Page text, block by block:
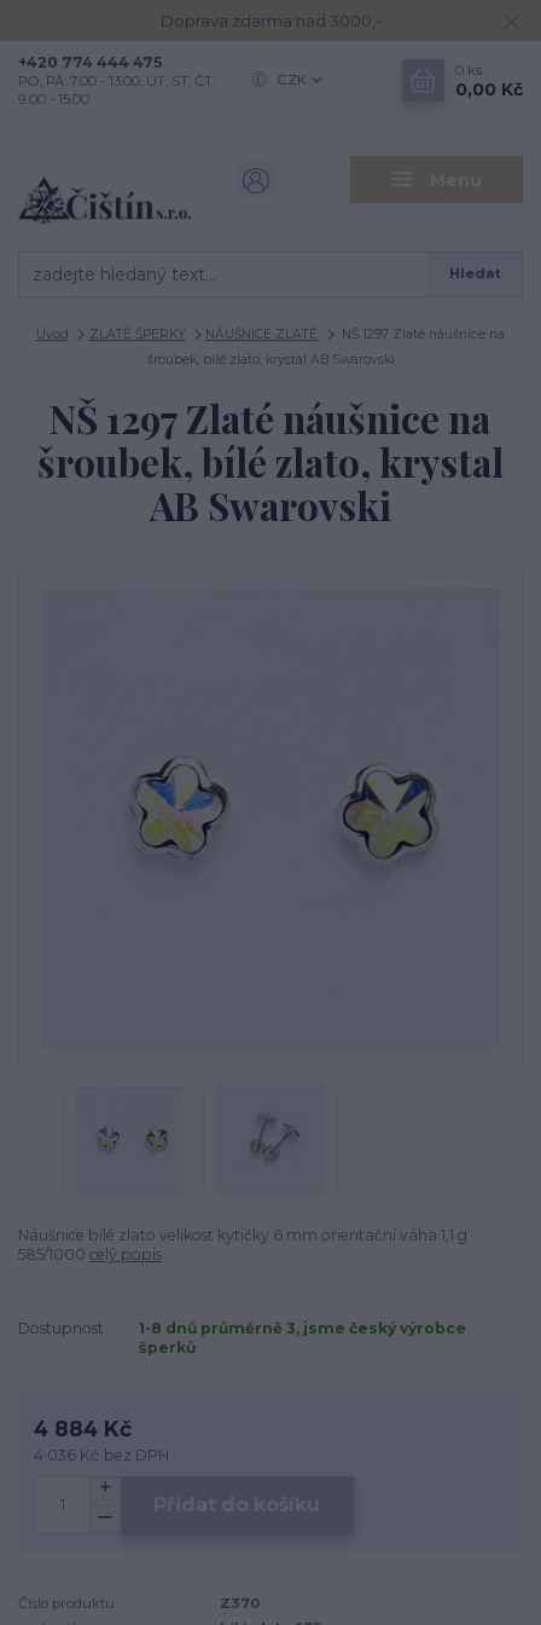
Doprava zdarma nad 3000,-
Menu
CZK
Hledat
+420 774 444 475
PO, PÁ: 7.00 - 13.00, ÚT, ST, ČT:
9.00 - 15.00
0 ks
0,00 Kč
Úvod ZLATÉ ŠPERKY NÁUŠNICE ZLATÉ
NŠ 1297 Zlaté náušnice na
šroubek, bílé zlato, krystal AB Swarovski
NŠ 1297 Zlaté náušnice na
šroubek, bílé zlato, krystal
AB Swarovski
Náušnice bílé zlato velikost kytičky 6 mm orientační váha 1,1 g
585/1000 celý popis
Dostupnost
1-8 dnů průměrně 3, jsme český výrobce
šperků
4 884 Kč
4 036 Kč bez DPH
Číslo produktu:
Z370